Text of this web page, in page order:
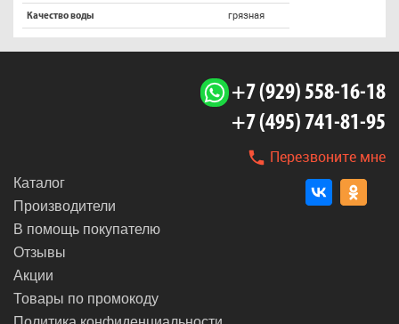
Качество воды грязная
+7 (929) 558-16-18
+7 (495) 741-81-95
Перезвоните мне
Каталог
Производители
В помощь покупателю
Отзывы
Акции
Товары по промокоду